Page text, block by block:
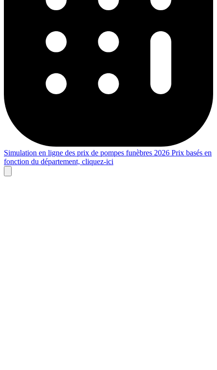
Simulation en ligne des prix de pompes funèbres 2026 Prix basés en
fonction du département, cliquez-ici